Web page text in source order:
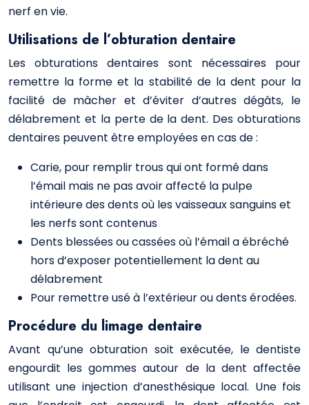
nerf en vie.
Utilisations de l’obturation dentaire
Les obturations dentaires sont nécessaires pour
remettre la forme et la stabilité de la dent pour la
facilité de mâcher et d’éviter d’autres dégâts, le
délabrement et la perte de la dent. Des obturations
dentaires peuvent être employées en cas de :
Carie, pour remplir trous qui ont formé dans
l’émail mais ne pas avoir affecté la pulpe
intérieure des dents où les vaisseaux sanguins et
les nerfs sont contenus
Dents blessées ou cassées où l’émail a ébréché
hors d’exposer potentiellement la dent au
délabrement
Pour remettre usé à l’extérieur ou dents érodées.
Procédure du limage dentaire
Avant qu’une obturation soit exécutée, le dentiste
engourdit les gommes autour de la dent affectée
utilisant une injection d’anesthésique local. Une fois